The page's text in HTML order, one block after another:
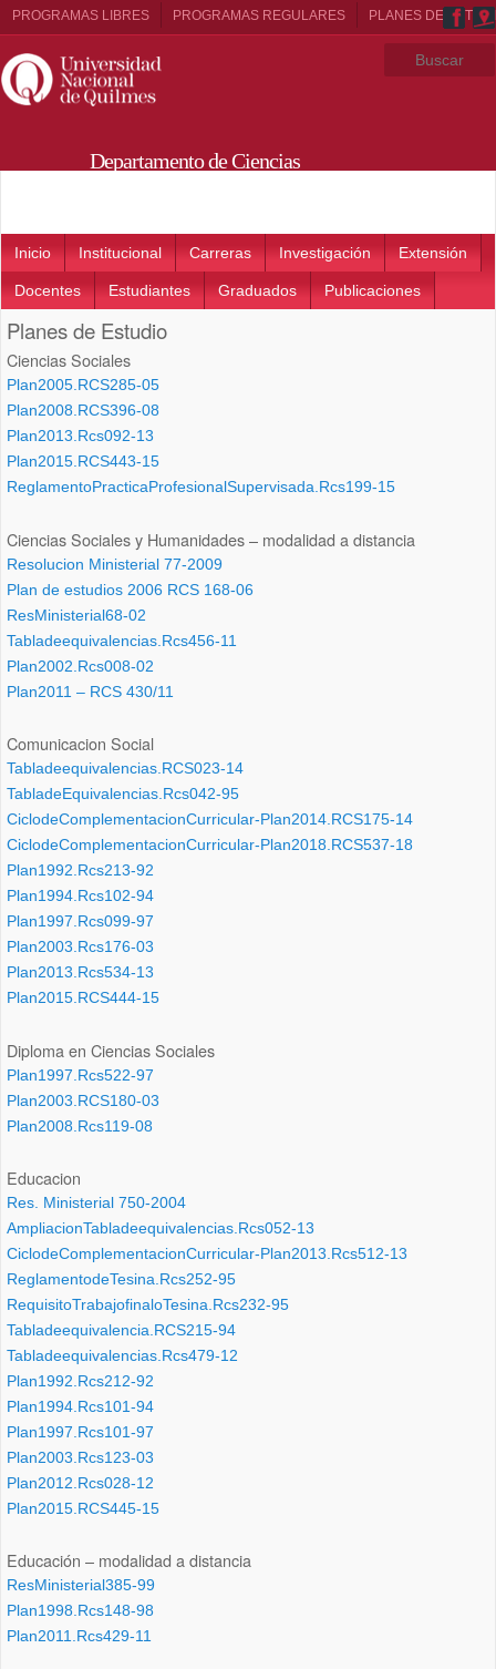
PROGRAMAS LIBRES PROGRAMAS REGULARES PLANES DE
Departamento de Ciencias
Main menu
Inicio Institucional Carreras Investigación Extensión
Docentes Estudiantes Graduados Publicaciones
Planes de Estudio
Ciencias Sociales
Plan2005.RCS285-05
Plan2008.RCS396-08
Plan2013.Rcs092-13
Plan2015.RCS443-15
ReglamentoPracticaProfesionalSupervisada.Rcs199-15
Ciencias Sociales y Humanidades – modalidad a distancia
Resolucion Ministerial 77-2009
Plan de estudios 2006 RCS 168-06
ResMinisterial68-02
Tabladeequivalencias.Rcs456-11
Plan2002.Rcs008-02
Plan2011 – RCS 430/11
Comunicacion Social
Tabladeequivalencias.RCS023-14
TabladeEquivalencias.Rcs042-95
CiclodeComplementacionCurricular-Plan2014.RCS175-14
CiclodeComplementacionCurricular-Plan2018.RCS537-18
Plan1992.Rcs213-92
Plan1994.Rcs102-94
Plan1997.Rcs099-97
Plan2003.Rcs176-03
Plan2013.Rcs534-13
Plan2015.RCS444-15
Diploma en Ciencias Sociales
Plan1997.Rcs522-97
Plan2003.RCS180-03
Plan2008.Rcs119-08
Educacion
Res. Ministerial 750-2004
AmpliacionTabladeequivalencias.Rcs052-13
CiclodeComplementacionCurricular-Plan2013.Rcs512-13
ReglamentodeTesina.Rcs252-95
RequisitoTrabajofinaloTesina.Rcs232-95
Tabladeequivalencia.RCS215-94
Tabladeequivalencias.Rcs479-12
Plan1992.Rcs212-92
Plan1994.Rcs101-94
Plan1997.Rcs101-97
Plan2003.Rcs123-03
Plan2012.Rcs028-12
Plan2015.RCS445-15
Educación – modalidad a distancia
ResMinisterial385-99
Plan1998.Rcs148-98
Plan2011.Rcs429-11